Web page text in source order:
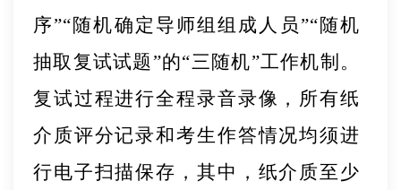
序”“随机确定导师组组成人员”“随机
抽取复试试题”的“三随机”工作机制。
复试过程进行全程录音录像， 所有纸
介质评分记录和考生作答情况均须进
行电子扫描保存，其中，纸介质至少